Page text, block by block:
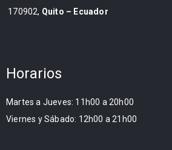
170902, Quito – Ecuador
Horarios
Martes a Jueves: 11h00 a 20h00
Viernes y Sábado: 12h00 a 21h00